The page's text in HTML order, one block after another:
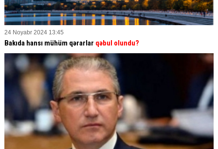
24 Noyabr 2024 13:45
Bakıda hansı mühüm qərarlar qəbul olundu?